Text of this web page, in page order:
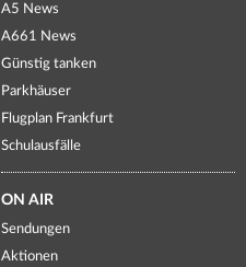
A5 News
A661 News
Günstig tanken
Parkhäuser
Flugplan Frankfurt
Schulausfälle
ON AIR
Sendungen
Aktionen